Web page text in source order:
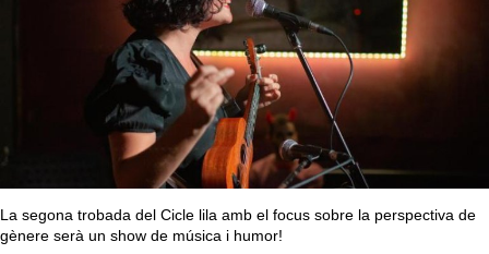
La segona trobada del Cicle lila amb el focus sobre la perspectiva de
gènere serà un show de música i humor!